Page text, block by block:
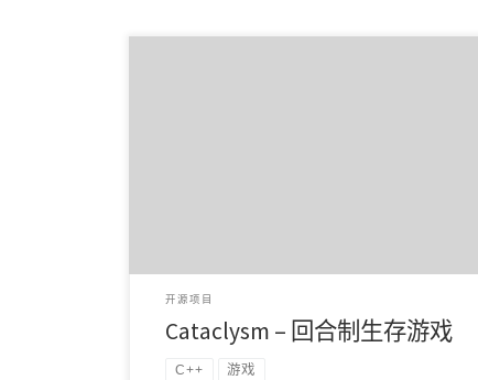
开源项目
Cataclysm – 回合制生存游戏
C++ 游戏